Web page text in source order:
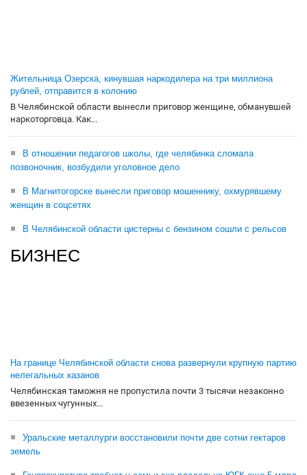
Жительница Озерска, кинувшая наркодилера на три миллиона
рублей, отправится в колонию
В Челябинской области вынесли приговор женщине, обманувшей
наркоторговца. Как...
В отношении педагогов школы, где челябинка сломала
позвоночник, возбудили уголовное дело
В Магнитогорске вынесли приговор мошеннику, охмурявшему
женщин в соцсетях
В Челябинской области цистерны с бензином сошли с рельсов
БИЗНЕС
На границе Челябинской области снова развернули крупную партию
нелегальных казанов
Челябинская таможня не пропустила почти 3 тысячи незаконно
ввезенных чугунных...
Уральские металлурги восстановили почти две сотни гектаров
земель